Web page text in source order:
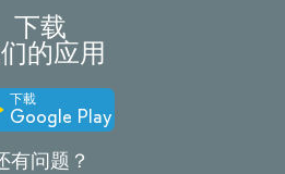
下载
的应用
下載
Google Play
有问题？